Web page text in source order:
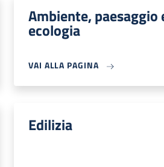
Ambiente, paesaggio
ecologia
VAI ALLA PAGINA
Edilizia